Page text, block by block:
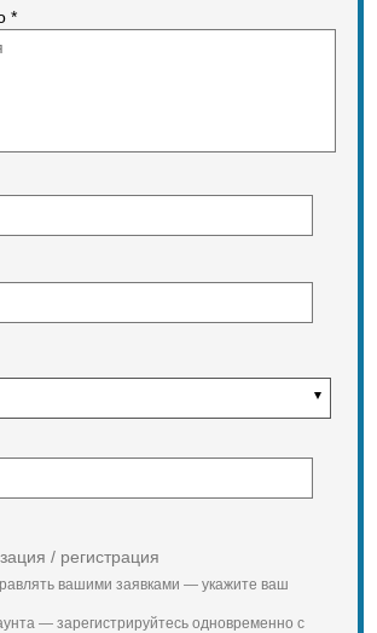
*
/ регистрация
вашими заявками — укажите ваш
— зарегистрируйтесь одновременно с